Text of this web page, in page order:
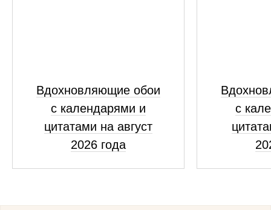
Вдохновляющие обои
с календарями и
цитатами на август
2026 года
с